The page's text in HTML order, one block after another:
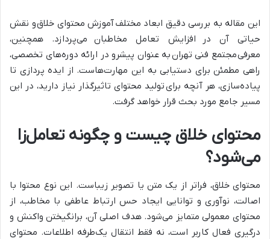
این مقاله به بررسی دقیق ابعاد مختلفآموزش محتوای خلاقو نقش
حیاتی آن در
افزایش تعامل مخاطبان
می‌پردازد. همچنین،
معرفیمجتمع فنی تهرانبه عنوان پیشرو در ارائه دوره‌های تخصصی،
راهی مطمئن برای دستیابی به این مهارت‌هاست. از ایده پردازی تا
پیاده‌سازی، هر آنچه برایتولید محتوای تاثیرگذار نیاز دارید، در این
مسیر جامع مورد بحث قرار خواهد گرفت.
محتوای خلاق چیست و چگونه تعامل‌زا
می‌شود؟
محتوای خلاق، فراتر از یک متن یا تصویر زیباست. این نوع محتوا با
اصالت، نوآوری و توانایی ایجاد حس ارتباط عاطفی با مخاطب، از
محتوای معمولی متمایز می‌شود. هدف اصلی آن، برانگیختن واکنش و
درگیری فعال کاربر است، نه فقط انتقال یک‌طرفه اطلاعات. محتوای